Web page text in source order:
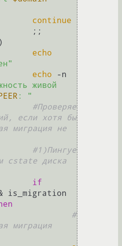
continue
echo
echo
живой
: "
#Проверяе
если хотя бы
миграция не
#1)Пингуе
cstate диска
if
#
миграция